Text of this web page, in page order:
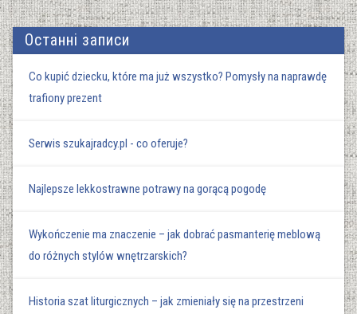
Останні записи
Co kupić dziecku, które ma już wszystko? Pomysły na naprawdę
trafiony prezent
Serwis szukajradcy.pl - co oferuje?
Najlepsze lekkostrawne potrawy na gorącą pogodę
Wykończenie ma znaczenie – jak dobrać pasmanterię meblową
do różnych stylów wnętrzarskich?
Historia szat liturgicznych – jak zmieniały się na przestrzeni